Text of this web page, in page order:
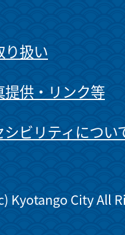
り扱い
供・リンク等
シビリティについ
Kyotango City All